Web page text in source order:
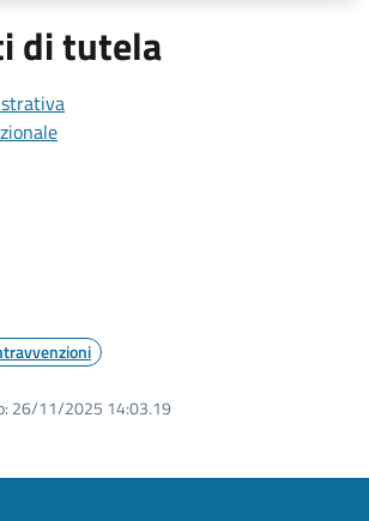
di tutela
26/11/2025 14:03.19